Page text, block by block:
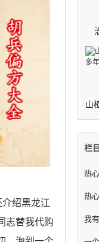
介绍黑龙江
志替我代购
栏
热
热
我